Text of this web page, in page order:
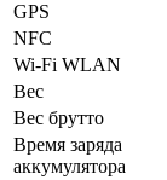
GPS
NFC
Wi-Fi WLAN
Вес
Вес брутто
Время заряда
аккумулятора